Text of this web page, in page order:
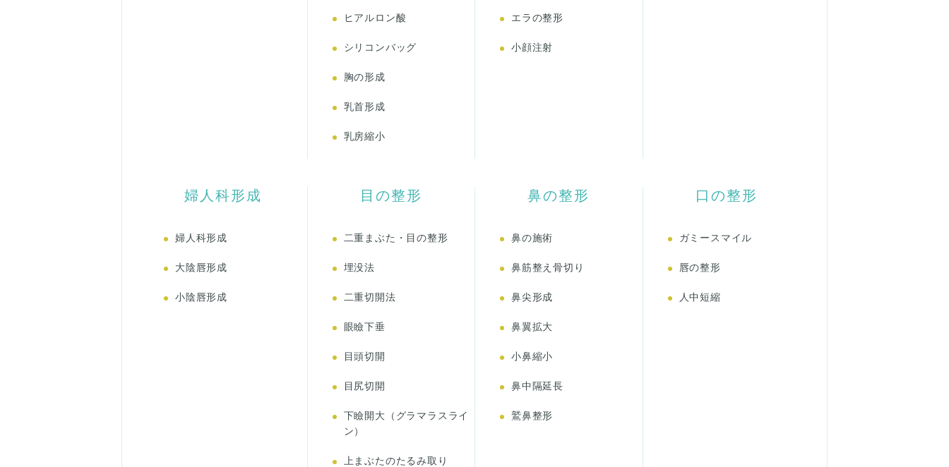
ヒアルロン酸
シリコンバッグ
胸の形成
乳首形成
乳房縮小
エラの整形
小顔注射
婦人科形成
婦人科形成
大陰唇形成
小陰唇形成
目の整形
二重まぶた・目の整形
埋没法
二重切開法
眼瞼下垂
目頭切開
目尻切開
下瞼開大（グラマラスライ
ン）
上まぶたのたるみ取り
鼻の整形
鼻の施術
鼻筋整え骨切り
鼻尖形成
鼻翼拡大
小鼻縮小
鼻中隔延長
鷲鼻整形
口の整形
ガミースマイル
唇の整形
人中短縮